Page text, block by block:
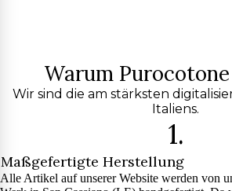
Warum
Wir sind die am stärksten
Italiens.
1.
Maßgefertigte Herstellung
Alle Artikel auf unserer Website werden von